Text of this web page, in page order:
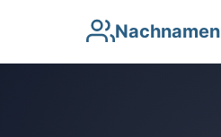
Nachnamen